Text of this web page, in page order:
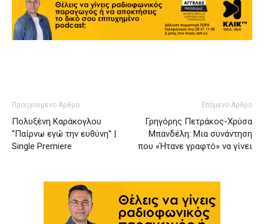
Προηγούμενο Άρθρο
Πολυξένη Καράκογλου
“Παίρνω εγώ την ευθύνη” |
Single Premiere
Επόμενο Άρθρο
Γρηγόρης Πετράκος-Χρύσα
Μπανδέλη: Μια συνάντηση
που «Ήτανε γραφτό» να γίνει